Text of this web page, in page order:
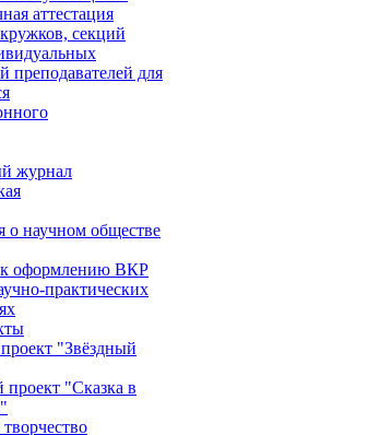
аттестация
секций
преподавателей для
журнал
научном обществе
к оформлению ВКР
практических
"Звёздный
"Сказка в